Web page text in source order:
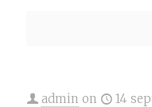
admin on 14